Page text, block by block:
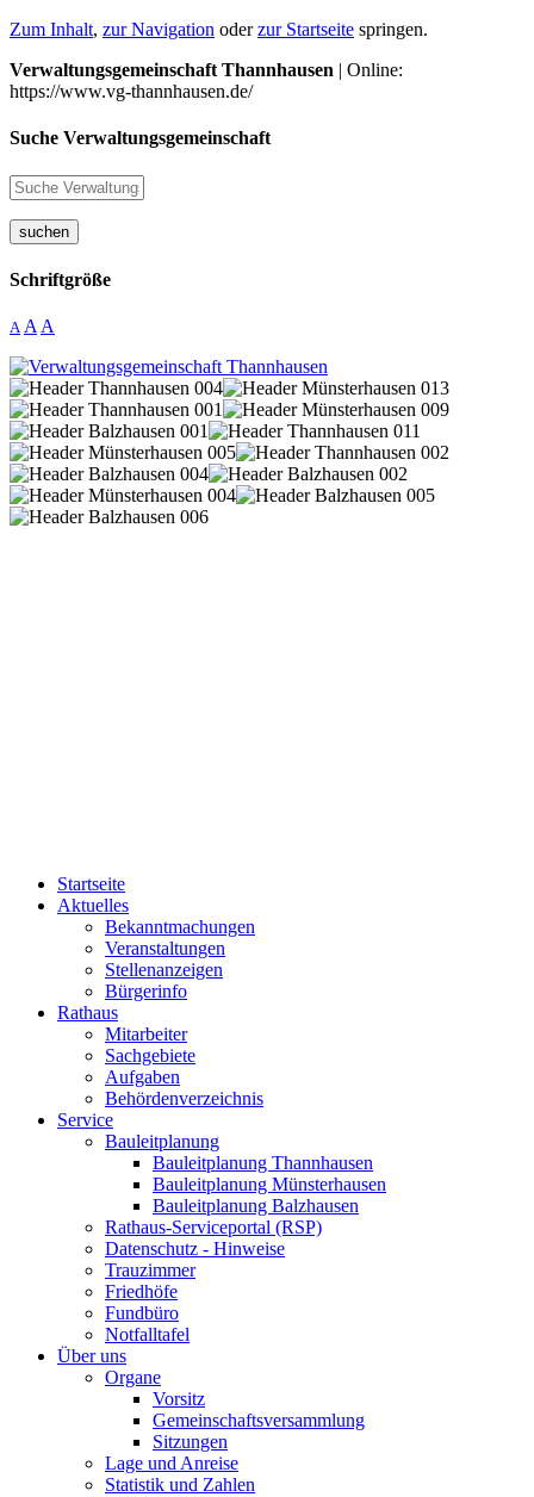
Zum Inhalt, zur Navigation oderzur Startseite springen.
Verwaltungsgemeinschaft Thannhausen | Online:
https://www.vg-thannhausen.de/
Suche Verwaltungsgemeinschaft
suchen
Schriftgröße
A A A
Startseite
Aktuelles
Bekanntmachungen
Veranstaltungen
Stellenanzeigen
Bürgerinfo
Rathaus
Mitarbeiter
Sachgebiete
Aufgaben
Behördenverzeichnis
Service
Bauleitplanung
Bauleitplanung Thannhausen
Bauleitplanung Münsterhausen
Bauleitplanung Balzhausen
Rathaus-Serviceportal (RSP)
Datenschutz - Hinweise
Trauzimmer
Friedhöfe
Fundbüro
Notfalltafel
Über uns
Organe
Vorsitz
Gemeinschaftsversammlung
Sitzungen
Lage und Anreise
Statistik und Zahlen